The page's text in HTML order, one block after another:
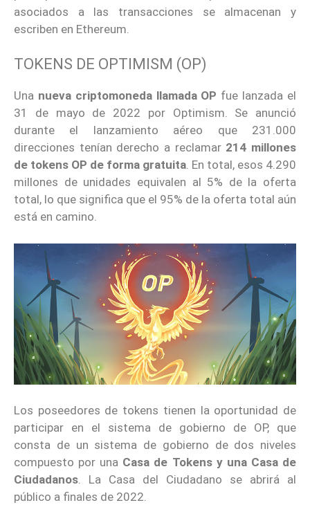
asociados a las transacciones se almacenan y
escriben en Ethereum.
TOKENS DE OPTIMISM (OP)
Una nueva criptomoneda llamada OP fue lanzada el
31 de mayo de 2022 por Optimism. Se anunció
durante el lanzamiento aéreo que 231.000
direcciones tenían derecho a reclamar 214 millones
de tokens OP de forma gratuita. En total, esos 4.290
millones de unidades equivalen al 5% de la oferta
total, lo que significa que el 95% de la oferta total aún
está en camino.
Los poseedores de tokens tienen la oportunidad de
participar en el sistema de gobierno de OP, que
consta de un sistema de gobierno de dos niveles
compuesto por una Casa de Tokens y una Casa de
Ciudadanos. La Casa del Ciudadano se abrirá al
público a finales de 2022.